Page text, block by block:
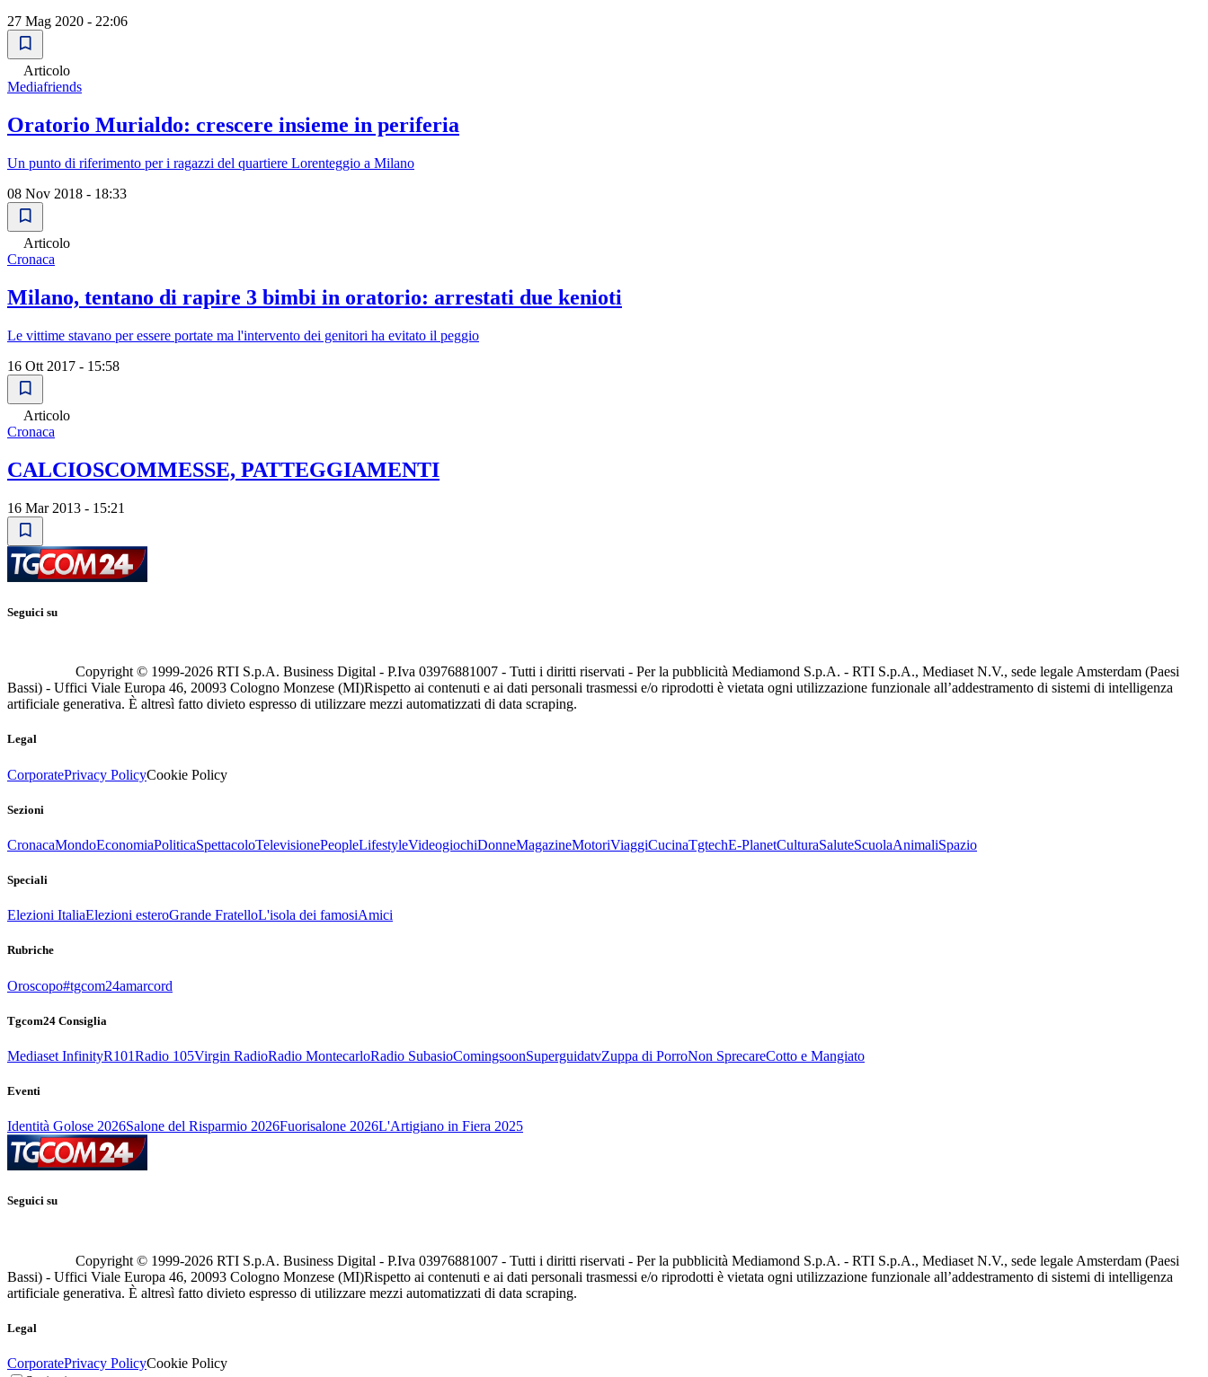
27 Mag 2020 - 22:06
Articolo
Mediafriends
Oratorio Murialdo: crescere insieme in periferia
Un punto di riferimento per i ragazzi del quartiere Lorenteggio a Milano
08 Nov 2018 - 18:33
Articolo
Cronaca
Milano, tentano di rapire 3 bimbi in oratorio: arrestati due kenioti
Le vittime stavano per essere portate ma l'intervento dei genitori ha evitato il peggio
16 Ott 2017 - 15:58
Articolo
Cronaca
CALCIOSCOMMESSE, PATTEGGIAMENTI
16 Mar 2013 - 15:21
Seguici su
Copyright © 1999-2026 RTI S.p.A. Business Digital - P.Iva 03976881007 - Tutti i diritti riservati - Per la pubblicità Mediamond S.p.A. - RTI S.p.A., Mediaset N.V., sede legale Amsterdam (Paesi
Bassi) - Uffici Viale Europa 46, 20093 Cologno Monzese (MI)Rispetto ai contenuti e ai dati personali trasmessi e/o riprodotti è vietata ogni utilizzazione funzionale all’addestramento di sistemi di intelligenza
artificiale generativa. È altresì fatto divieto espresso di utilizzare mezzi automatizzati di data scraping.
Legal
CorporatePrivacy PolicyCookie Policy
Sezioni
CronacaMondoEconomiaPoliticaSpettacoloTelevisionePeopleLifestyleVideogiochiDonneMagazineMotoriViaggiCucinaTgtechE-PlanetCulturaSaluteScuolaAnimaliSpazio
Speciali
Elezioni ItaliaElezioni esteroGrande FratelloL'isola dei famosiAmici
Rubriche
Oroscopo#tgcom24amarcord
Tgcom24 Consiglia
Mediaset InfinityR101Radio 105Virgin RadioRadio MontecarloRadio SubasioComingsoonSuperguidatvZuppa di PorroNon SprecareCotto e Mangiato
Eventi
Identità Golose 2026Salone del Risparmio 2026Fuorisalone 2026L'Artigiano in Fiera 2025
Seguici su
Copyright © 1999-2026 RTI S.p.A. Business Digital - P.Iva 03976881007 - Tutti i diritti riservati - Per la pubblicità Mediamond S.p.A. - RTI S.p.A., Mediaset N.V., sede legale Amsterdam (Paesi
Bassi) - Uffici Viale Europa 46, 20093 Cologno Monzese (MI)Rispetto ai contenuti e ai dati personali trasmessi e/o riprodotti è vietata ogni utilizzazione funzionale all’addestramento di sistemi di intelligenza
artificiale generativa. È altresì fatto divieto espresso di utilizzare mezzi automatizzati di data scraping.
Legal
CorporatePrivacy PolicyCookie Policy